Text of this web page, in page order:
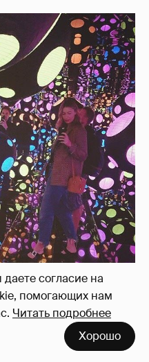
согласие на
помогающих нам
Читать подробнее
Хорошо